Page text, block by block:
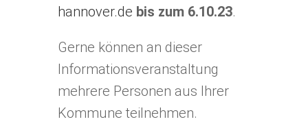
hannover.de bis zum 6.10.23.
Gerne können an dieser
Informationsveranstaltung
mehrere Personen aus Ihrer
Kommune teilnehmen.